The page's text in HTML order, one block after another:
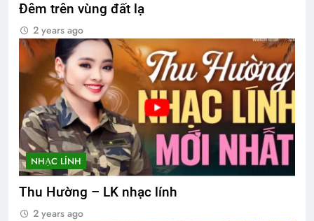
Đêm trên vùng đất lạ
2 years ago
NHẠC LÍNH
Thu Hường – LK nhạc lính
2 years ago